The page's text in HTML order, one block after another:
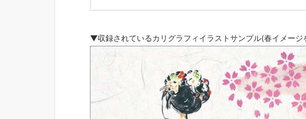
▼収録されているカリグラフィイラストサンプル(春イメージ